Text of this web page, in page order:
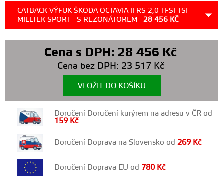
CATBACK VÝFUK ŠKODA OCTAVIA II RS 2,0 TFSI TSI
MILLTEK SPORT - S REZONÁTOREM -28 456 KČ
Cena s DPH: 28 456 Kč
Cena bez DPH: 23 517 Kč
VLOŽIT DO KOŠÍKU
Doručení Doručení kurýrem na adresu v ČR od
159 Kč
Doručení Doprava na Slovensko od269 Kč
Doručení Doprava EU od 780 Kč